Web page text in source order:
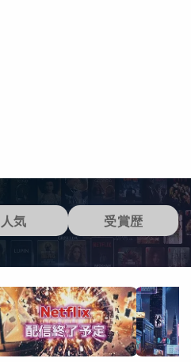
人気 受賞歴